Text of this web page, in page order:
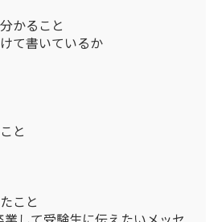
かること
て書いているか
と
こと